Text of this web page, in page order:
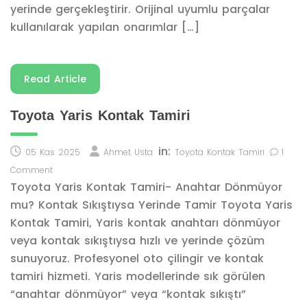
yerinde gerçekleştirir. Orijinal uyumlu parçalar
kullanılarak yapılan onarımlar […]
Read Article
Toyota Yaris Kontak Tamiri
05 Kas 2025 Ahmet Usta in: Toyota Kontak Tamiri
1
Comment
Toyota Yaris Kontak Tamiri- Anahtar Dönmüyor
mu? Kontak Sıkıştıysa Yerinde Tamir Toyota Yaris
Kontak Tamiri, Yaris kontak anahtarı dönmüyor
veya kontak sıkıştıysa hızlı ve yerinde çözüm
sunuyoruz. Profesyonel oto çilingir ve kontak
tamiri hizmeti. Yaris modellerinde sık görülen
“anahtar dönmüyor” veya “kontak sıkıştı”